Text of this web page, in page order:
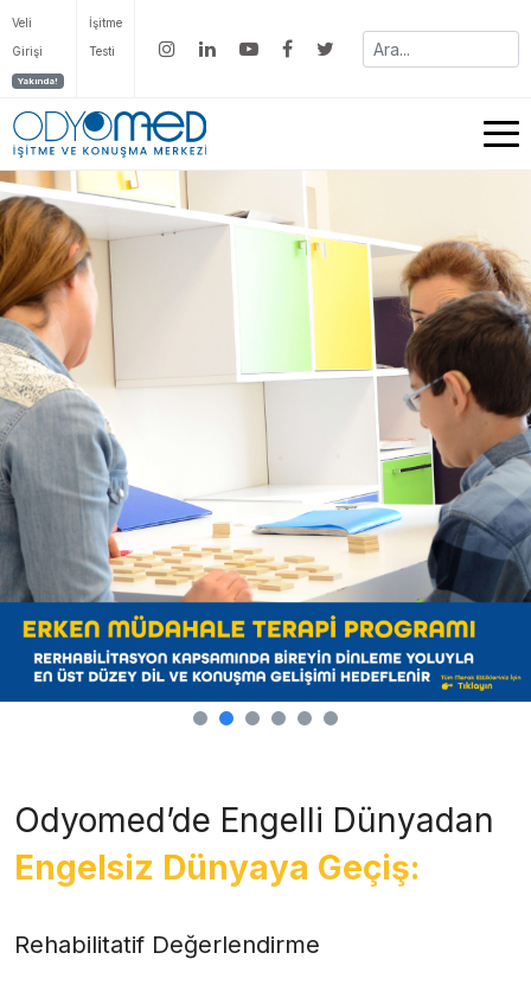
Veli
Girişi
Yakında!
İşitme
Testi
Odyomed’de Engelli Dünyadan
Engelsiz Dünyaya Geçiş:
Rehabilitatif Değerlendirme